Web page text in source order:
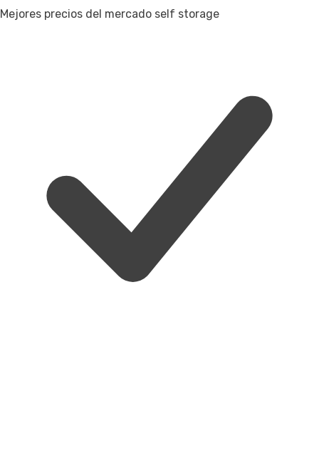
Mejores precios del mercado self storage